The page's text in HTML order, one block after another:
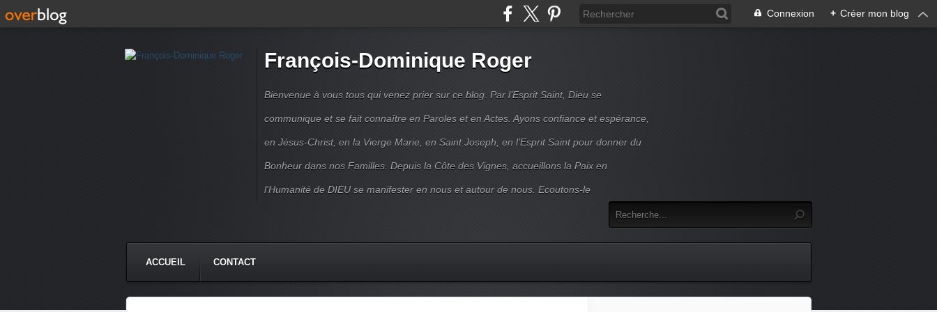
Connexion + Créer mon blog
François-Dominique Roger
Bienvenue à vous tous qui venez prier sur ce blog. Par l’Esprit Saint, Dieu se
communique et se fait connaître en Paroles et en Actes. Ayons confiance et espérance,
en Jésus-Christ, en la Vierge Marie, en Saint Joseph, en l’Esprit Saint pour donner du
Bonheur dans nos Familles. Depuis la Côte des Vignes, accueillons la Paix en
l'Humanité de DIEU se manifester en nous et autour de nous. Ecoutons-le
ACCUEIL CONTACT